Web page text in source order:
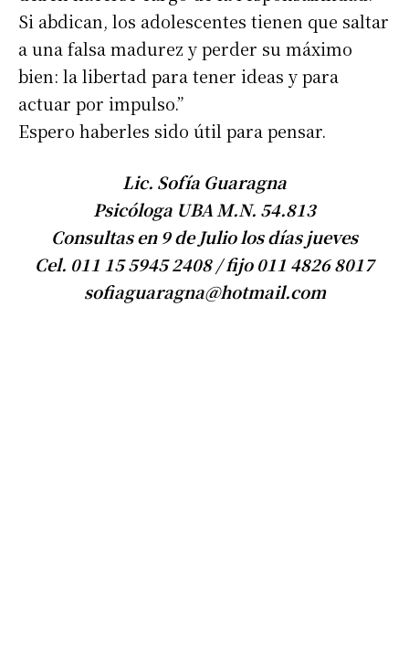
Si abdican, los adolescentes tienen que saltar
a una falsa madurez y perder su máximo
bien: la libertad para tener ideas y para
actuar por impulso.”
Espero haberles sido útil para pensar.
Lic. Sofía Guaragna
Psicóloga UBA M.N. 54.813
Consultas en 9 de Julio los días jueves
Cel. 011 15 5945 2408 / fijo 011 4826 8017
sofiaguaragna@hotmail.com